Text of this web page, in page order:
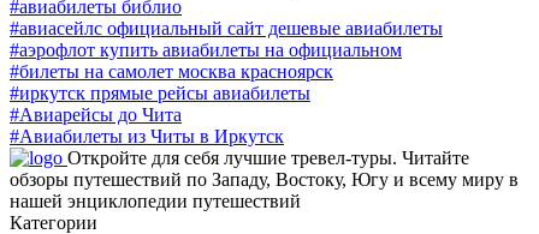
#авиабилеты библио
#авиасейлс официальный сайт дешевые авиабилеты
#аэрофлот купить авиабилеты на официальном
#билеты на самолет москва красноярск
#иркутск прямые рейсы авиабилеты
#Авиарейсы до Чита
#Авиабилеты из Читы в Иркутск
Откройте для себя лучшие тревел-туры. Читайте
обзоры путешествий по Западу, Востоку, Югу и всему миру в
нашей энциклопедии путешествий
Категории